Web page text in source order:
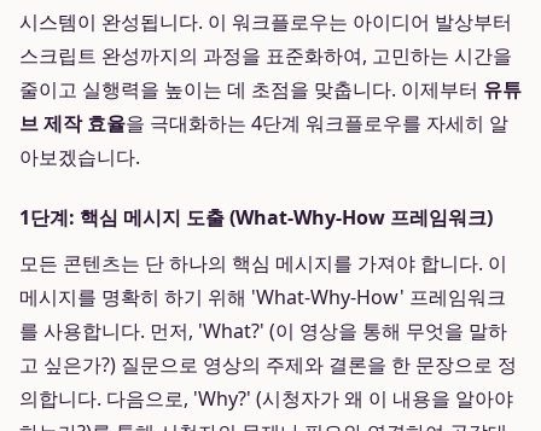
시스템이 완성됩니다. 이 워크플로우는 아이디어 발상부터
스크립트 완성까지의 과정을 표준화하여, 고민하는 시간을
줄이고 실행력을 높이는 데 초점을 맞춥니다. 이제부터 유튜
브 제작 효율을 극대화하는 4단계 워크플로우를 자세히 알
아보겠습니다.
1단계: 핵심 메시지 도출 (What-Why-How 프레임워크)
모든 콘텐츠는 단 하나의 핵심 메시지를 가져야 합니다. 이
메시지를 명확히 하기 위해 'What-Why-How' 프레임워크
를 사용합니다. 먼저, 'What?' (이 영상을 통해 무엇을 말하
고 싶은가?) 질문으로 영상의 주제와 결론을 한 문장으로 정
의합니다. 다음으로, 'Why?' (시청자가 왜 이 내용을 알아야